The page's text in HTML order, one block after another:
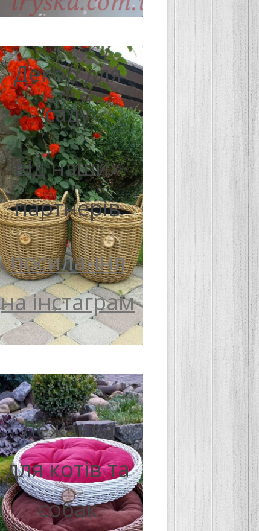
Декор для
саду
від наших
партнерів
посилання
на інстаграм
Лежанка
для котів та
собак